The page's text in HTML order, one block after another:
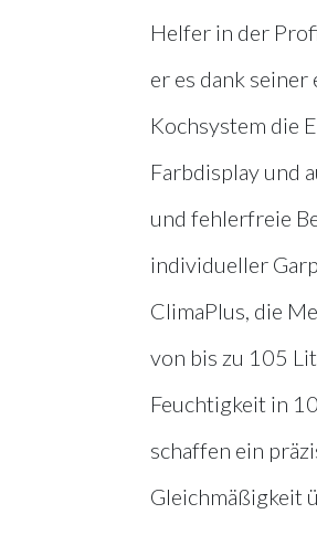
Helfer in der
er es dank
Kochsystem die
Farbdisplay und
und fehlerfreie
individueller
ClimaPlus, die
von bis zu 105
Feuchtigkeit in
schaffen ein
Gleichmäßigkeit